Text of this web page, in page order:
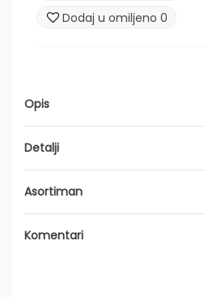
Dodaj u omiljeno 0
Opis
Detalji
Asortiman
Komentari